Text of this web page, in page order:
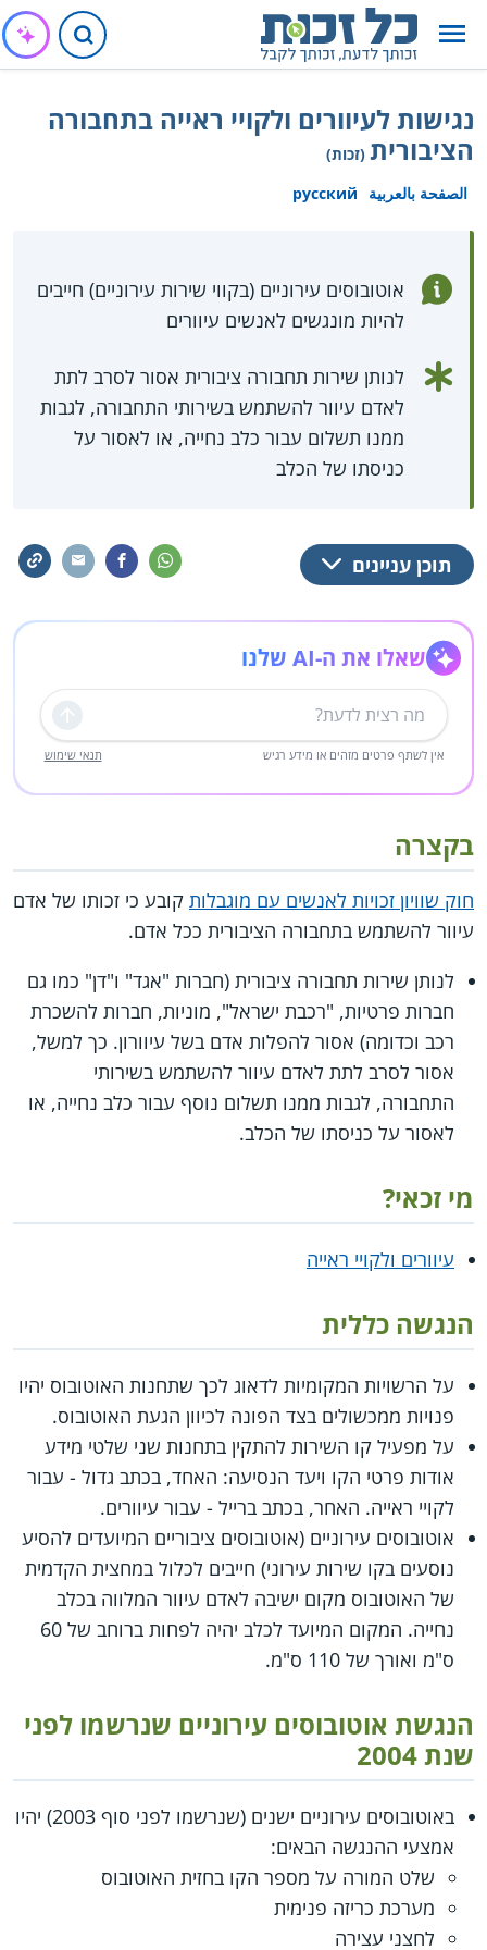
נגישות לעיוורים ולקויי ראייה בתחבורה
הציבורית (זכות)
الصفحة بالعربية
русский
אוטובוסים עירוניים (בקווי שירות עירוניים) חייבים
להיות מונגשים לאנשים עיוורים
לנותן שירות תחבורה ציבורית אסור לסרב לתת
לאדם עיוור להשתמש בשירותי התחבורה, לגבות
ממנו תשלום עבור כלב נחייה, או לאסור על
כניסתו של הכלב
תוכן עניינים
שאלו את ה-AI שלנו
שליחה
אין לשתף פרטים מזהים או מידע רגיש תנאי שימוש
בקצרה
חוק שוויון זכויות לאנשים עם מוגבלות קובע כי זכותו של אדם
עיוור להשתמש בתחבורה הציבורית ככל אדם.
לנותן שירות תחבורה ציבורית (חברות "אגד" ו"דן" כמו גם
חברות פרטיות, "רכבת ישראל", מוניות, חברות להשכרת
רכב וכדומה) אסור להפלות אדם בשל עיוורון. כך למשל,
אסור לסרב לתת לאדם עיוור להשתמש בשירותי
התחבורה, לגבות ממנו תשלום נוסף עבור כלב נחייה, או
לאסור על כניסתו של הכלב.
מי זכאי?
עיוורים ולקויי ראייה
הנגשה כללית
על הרשויות המקומיות לדאוג לכך שתחנות האוטובוס יהיו
פנויות ממכשולים בצד הפונה לכיוון הגעת האוטובוס.
על מפעיל קו השירות להתקין בתחנות שני שלטי מידע
אודות פרטי הקו ויעד הנסיעה: האחד, בכתב גדול - עבור
לקויי ראייה. האחר, בכתב ברייל - עבור עיוורים.
אוטובוסים עירוניים (אוטובוסים ציבוריים המיועדים להסיע
נוסעים בקו שירות עירוני) חייבים לכלול במחצית הקדמית
של האוטובוס מקום ישיבה לאדם עיוור המלווה בכלב
נחייה. המקום המיועד לכלב יהיה לפחות ברוחב של 60
ס"מ ואורך של 110 ס"מ.
הנגשת אוטובוסים עירוניים שנרשמו לפני
שנת 2004
באוטובוסים עירוניים ישנים (שנרשמו לפני סוף 2003) יהיו
אמצעי ההנגשה הבאים:
שלט המורה על מספר הקו בחזית האוטובוס
מערכת כריזה פנימית
לחצני עצירה